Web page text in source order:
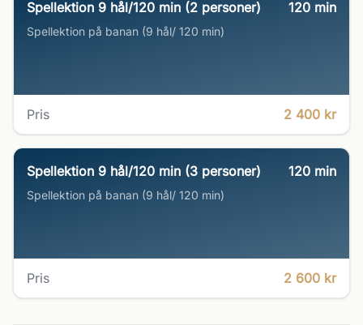
Spellektion 9 hål/120 min (2 personer) 120 min
Spellektion på banan (9 hål/ 120 min)
Pris 2 400 kr
Spellektion 9 hål/120 min (3 personer) 120 min
Spellektion på banan (9 hål/ 120 min)
Pris 2 600 kr